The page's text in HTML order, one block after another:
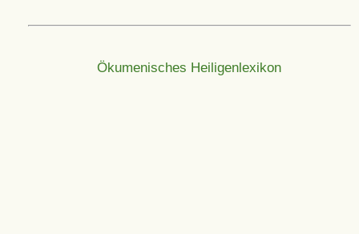
Ökumenisches Heiligenlexikon